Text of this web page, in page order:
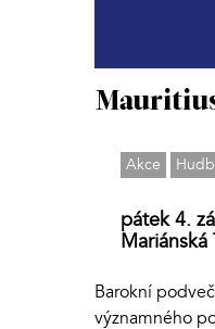
Akce
pátek 4.
Barokní
významného